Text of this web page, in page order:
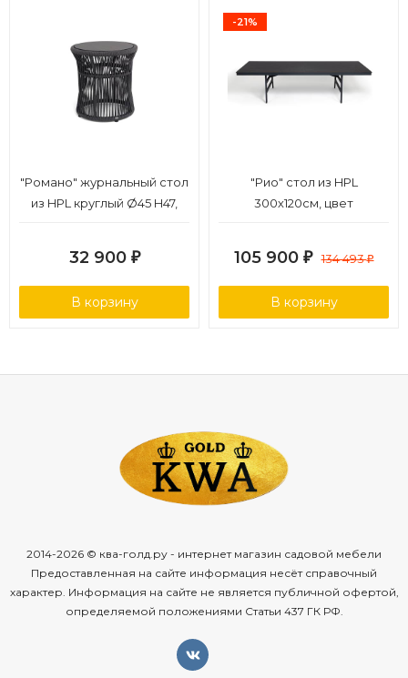
"Романо" журнальный стол
из HPL круглый Ø45 H47,
мрамор", роуп темно
серый круглый
32 900 ₽
В корзину
-21%
"Рио" стол из HPL
300х120см, цвет
105 900 ₽ 134 493₽
В корзину
2014-2026 © ква-голд.ру - интернет магазин садовой мебели
Предоставленная на сайте информация несёт справочный
характер. Информация на сайте не является публичной офертой,
определяемой положениями Статьи 437 ГК РФ.